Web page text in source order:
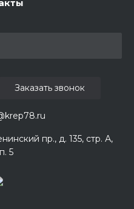
пр., д. 135, стр. А,
5
Заказать звонок